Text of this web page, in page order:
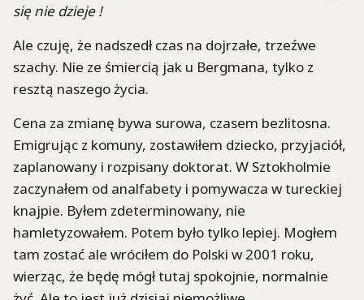
się nie dzieje !
Ale czuję, że nadszedł czas na dojrzałe, trzeźwe
szachy. Nie ze śmiercią jak u Bergmana, tylko z
resztą naszego życia.
Cena za zmianę bywa surowa, czasem bezlitosna.
Emigrując z komuny, zostawiłem dziecko, przyjaciół,
zaplanowany i rozpisany doktorat. W Sztokholmie
zaczynałem od analfabety i pomywacza w tureckiej
knajpie. Byłem zdeterminowany, nie
hamletyzowałem. Potem było tylko lepiej. Mogłem
tam zostać ale wróciłem do Polski w 2001 roku,
wierząc, że będę mógł tutaj spokojnie, normalnie